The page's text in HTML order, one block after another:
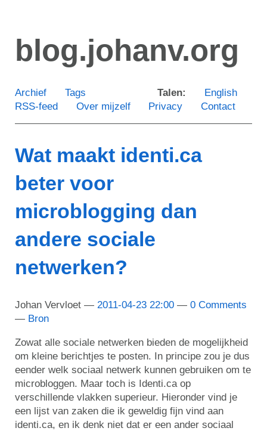
naar
de
blog.johanv.org
Talen: English
Archief
Tags
RSS-feed
Over mijzelf Privacy Contact
Wat maakt identi.ca
beter voor
microblogging dan
andere sociale
netwerken?
Johan Vervloet 2011-04-23 22:00
0 Comments
Bron
Zowat alle sociale netwerken bieden de mogelijkheid
om kleine berichtjes te posten. In principe zou je dus
eender welk sociaal netwerk kunnen gebruiken om te
microbloggen. Maar toch is Identi.ca op
verschillende vlakken superieur. Hieronder vind je
een lijst van zaken die ik geweldig fijn vind aan
identi.ca, en ik denk niet dat er een ander sociaal